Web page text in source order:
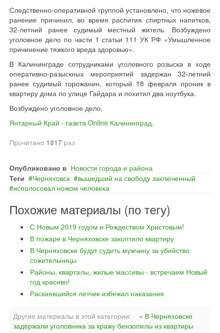
Следственно-оперативной группой установлено, что ножевое
ранение причинил, во время распития спиртных напитков,
32-летний ранее судимый местный житель. Возбуждено
уголовное дело по части 1 статьи 111 УК РФ «Умышленное
причинение тяжкого вреда здоровью».
В Калининграде сотрудниками уголовного розыска в ходе
оперативно-разыскных мероприятий задержан 32-летний
ранее судимый горожанин, который 18 февраля проник в
квартиру дома по улице Гайдара и похитил два ноутбука.
Возбуждено уголовное дело.
Янтарный Край - газета Online Калининград.
Прочитано 1817 раз
Опубликовано в Новости города и района
Теги
Черняховск
вышедший на свободу заключенный
исполосовал ножом человека
Похожие материалы (по тегу)
С Новым 2019 годом и Рождеством Христовым!
В пожаре в Черняховске закоптило квартиру
В Черняховске будут судить мужчину за убийство
сожительницы
Районы, кварталы, жилые массивы - встречаем Новый
год красиво!
Раскаявшийся летчик избежал наказания
Другие материалы в этой категории:
« В Черняховске
задержали уголовника за кражу бензопилы из квартиры